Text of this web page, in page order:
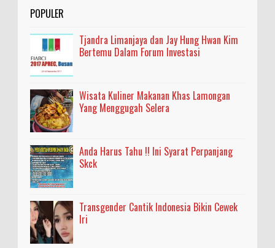
POPULER
Tjandra Limanjaya dan Jay Hung Hwan Kim
Bertemu Dalam Forum Investasi
Wisata Kuliner Makanan Khas Lamongan
Yang Menggugah Selera
Anda Harus Tahu !! Ini Syarat Perpanjang
Skck
Transgender Cantik Indonesia Bikin Cewek
Iri